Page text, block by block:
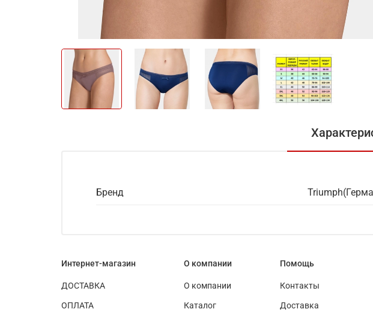
Бренд
Интернет-магазин
ДОСТАВКА
ОПЛАТА
О компании
О компании
Каталог
Помощь
Контакты
Доставка